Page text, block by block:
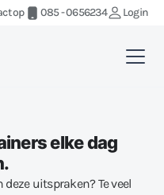
op 085 - 0656234 Login
elke dag
uitspraken? Te veel